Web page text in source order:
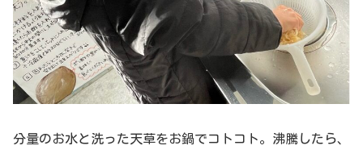
分量のお水と洗った天草をお鍋でコトコト。沸騰したら、